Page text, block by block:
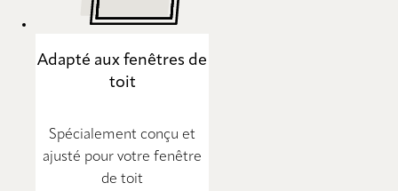
Adapté aux fenêtres de
toit
Spécialement conçu et
ajusté pour votre fenêtre
de toit